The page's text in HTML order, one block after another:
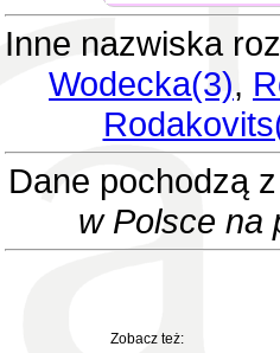
Inne nazwiska
Wodecka(3),
Dane pochodzą
w Polsce na
Zobacz też: